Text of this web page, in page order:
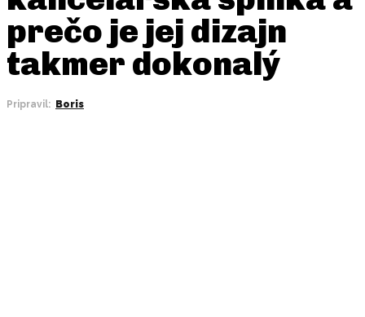
prečo je jej dizajn
takmer dokonalý
Pripravil: Boris